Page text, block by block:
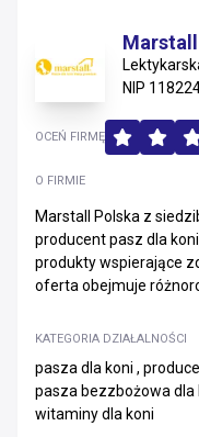
NIP
O FIRMIE
Marstall Polska z
producent pasz dla
produkty wspierające
oferta obejmuje
KATEGORIA DZIAŁALNOŚCI
pasza dla koni ,
pasza bezzbożowa dla
witaminy dla koni
OCEŃ FIRMĘ